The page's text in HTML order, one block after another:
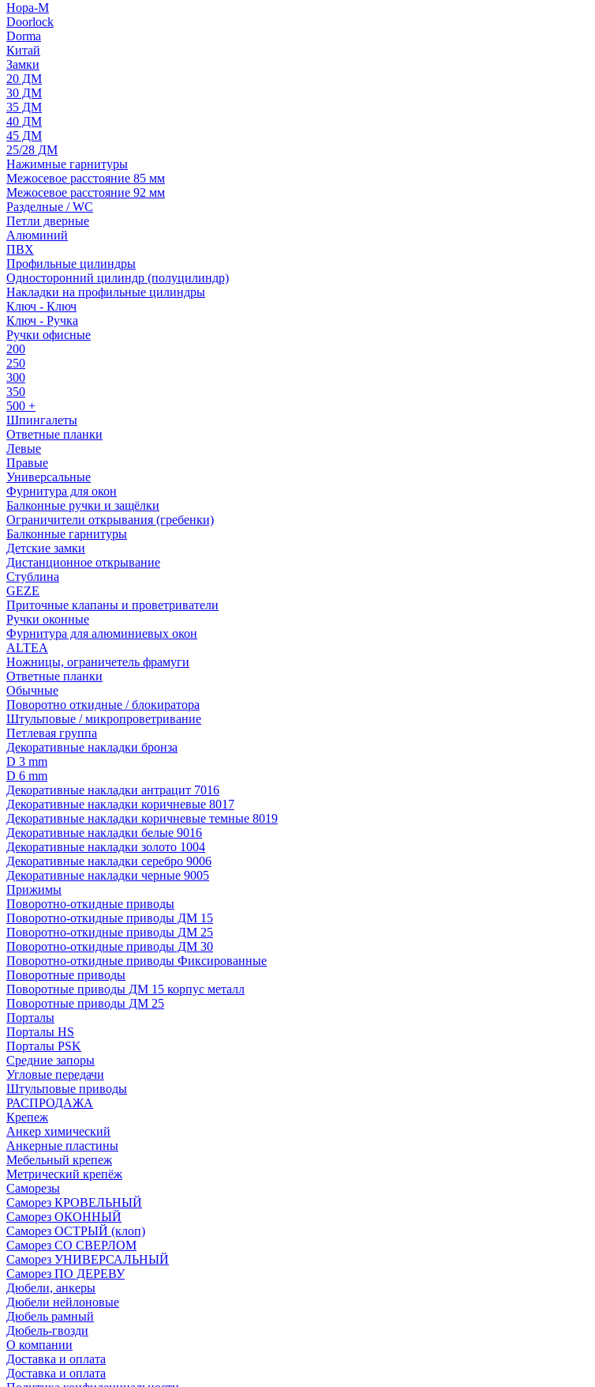
Нора-М
Doorlock
Dorma
Китай
Замки
20 ДМ
30 ДМ
35 ДМ
40 ДМ
45 ДМ
25/28 ДМ
Нажимные гарнитуры
Межосевое расстояние 85 мм
Межосевое расстояние 92 мм
Разделные / WC
Петли дверные
Алюминий
ПВХ
Профильные цилиндры
Односторонний цилиндр (полуцилиндр)
Накладки на профильные цилиндры
Ключ - Ключ
Ключ - Ручка
Ручки офисные
200
250
300
350
500 +
Шпингалеты
Ответные планки
Левые
Правые
Универсальные
Фурнитура для окон
Балконные ручки и защёлки
Ограничители открывания (гребенки)
Балконные гарнитуры
Детские замки
Дистанционное открывание
Стублина
GEZE
Приточные клапаны и проветриватели
Ручки оконные
Фурнитура для алюминиевых окон
ALTEA
Ножницы, ограничетель фрамуги
Ответные планки
Обычные
Поворотно откидные / блокиратора
Штульповые / микропроветривание
Петлевая группа
Декоративные накладки бронза
D 3 mm
D 6 mm
Декоративные накладки антрацит 7016
Декоративные накладки коричневые 8017
Декоративные накладки коричневые темные 8019
Декоративные накладки белые 9016
Декоративные накладки золото 1004
Декоративные накладки серебро 9006
Декоративные накладки черные 9005
Прижимы
Поворотно-откидные приводы
Поворотно-откидные приводы ДМ 15
Поворотно-откидные приводы ДМ 25
Поворотно-откидные приводы ДМ 30
Поворотно-откидные приводы Фиксированные
Поворотные приводы
Поворотные приводы ДМ 15 корпус металл
Поворотные приводы ДМ 25
Порталы
Порталы HS
Порталы PSK
Средние запоры
Угловые передачи
Штульповые приводы
РАСПРОДАЖА
Крепеж
Анкер химический
Анкерные пластины
Мебельный крепеж
Метрический крепёж
Саморезы
Саморез КРОВЕЛЬНЫЙ
Саморез ОКОННЫЙ
Саморез ОСТРЫЙ (клоп)
Саморез СО СВЕРЛОМ
Саморез УНИВЕРСАЛЬНЫЙ
Саморез ПО ДЕРЕВУ
Дюбели, анкеры
Дюбели нейлоновые
Дюбель рамный
Дюбель-гвозди
О компании
Доставка и оплата
Доставка и оплата